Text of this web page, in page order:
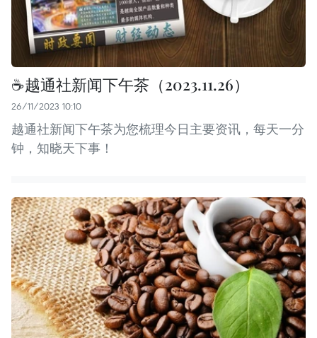
☕️越通社新闻下午茶（2023.11.26）
26/11/2023 10:10
越通社新闻下午茶为您梳理今日主要资讯，每天一分
钟，知晓天下事！